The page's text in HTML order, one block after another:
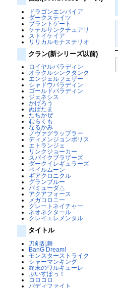
ドラゴンエンパイア
ダークステイツ
ブラントゲート
ケテルサンクチュアリ
ストイケイア
リリカルモナステリオ
クラン(新シリーズ以前)
ロイヤルパラディン
オラクルシンクタンク
エンジェルフェザー
シャドウパラディン
ゴールドパラディン
ジェネシス
かげろう
ぬばたま
たちかぜ
むらくも
なるかみ
ノヴァグラップラー
ディメンジョンポリス
エトランジェ
リンクジョーカー
スパイクブラザーズ
ダークイレギュラーズ
ペイルムーン
ギアクロニクル
グランブルー
バミューダ△
アクアフォース
メガコロニー
グレートネイチャー
ネオネクタール
クレイエレメンタル
タイトル
刀剣乱舞
BanG Dream!
モンスターストライク
シャーマンキング
終末のワルキューレ
ぶいすぽっ！
コロコロ
バディファイト